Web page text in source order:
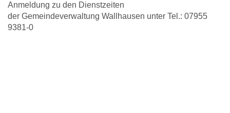
Anmeldung zu den Dienstzeiten
der Gemeindeverwaltung Wallhausen unter Tel.: 07955
9381-0